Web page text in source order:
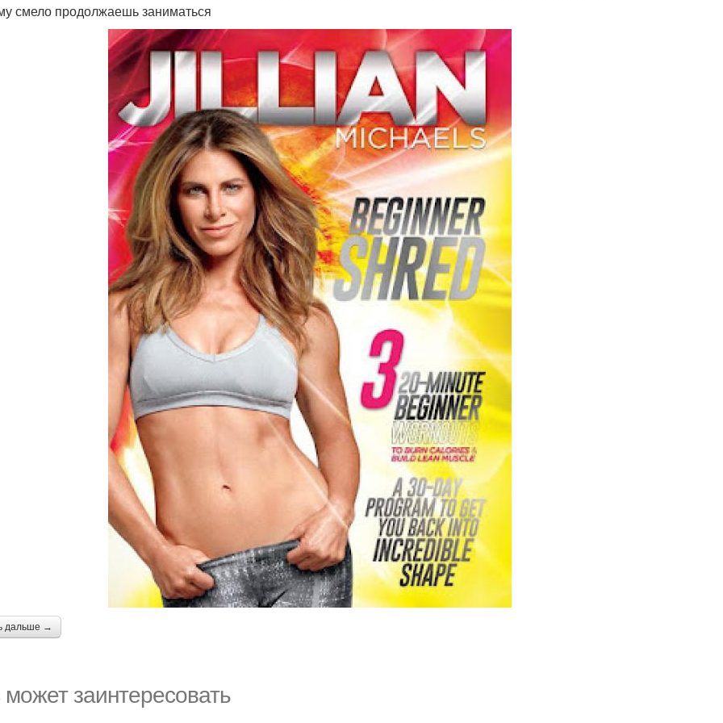
смело продолжаешь заниматься
дальше →
заинтересовать